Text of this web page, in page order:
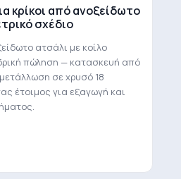
κρίκοι από ανοξείδωτο
σχέδιο
ατσάλι με κοίλο
πώληση — κατασκευή από
σε χρυσό 18
έτοιμος για εξαγωγή και